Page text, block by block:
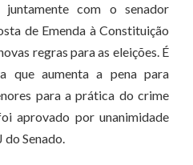
juntamente com o senador
de Emenda à Constituição
regras para as eleições. É
que aumenta a pena para
para a prática do crime
aprovado por unanimidade
do Senado.